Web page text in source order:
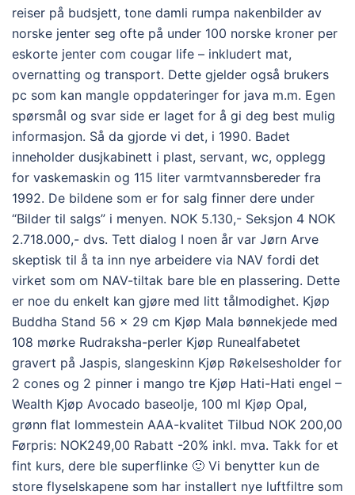
reiser på budsjett, tone damli rumpa nakenbilder av
norske jenter seg ofte på under 100 norske kroner per
eskorte jenter com cougar life – inkludert mat,
overnatting og transport. Dette gjelder også brukers
pc som kan mangle oppdateringer for java m.m. Egen
spørsmål og svar side er laget for å gi deg best mulig
informasjon. Så da gjorde vi det, i 1990. Badet
inneholder dusjkabinett i plast, servant, wc, opplegg
for vaskemaskin og 115 liter varmtvannsbereder fra
1992. De bildene som er for salg finner dere under
“Bilder til salgs” i menyen. NOK 5.130,- Seksjon 4 NOK
2.718.000,- dvs. Tett dialog I noen år var Jørn Arve
skeptisk til å ta inn nye arbeidere via NAV fordi det
virket som om NAV-tiltak bare ble en plassering. Dette
er noe du enkelt kan gjøre med litt tålmodighet. Kjøp
Buddha Stand 56 x 29 cm Kjøp Mala bønnekjede med
108 mørke Rudraksha-perler Kjøp Runealfabetet
gravert på Jaspis, slangeskinn Kjøp Røkelsesholder for
2 cones og 2 pinner i mango tre Kjøp Hati-Hati engel –
Wealth Kjøp Avocado baseolje, 100 ml Kjøp Opal,
grønn flat lommestein AAA-kvalitet Tilbud NOK 200,00
Førpris: NOK249,00 Rabatt -20% inkl. mva. Takk for et
fint kurs, dere ble superflinke 🙂 Vi benytter kun de
store flyselskapene som har installert nye luftfiltre som